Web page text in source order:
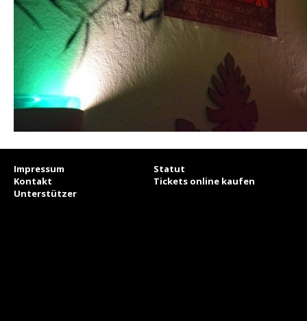
Impressum
Statut
Kontakt
Tickets online kaufen
Unterstützer